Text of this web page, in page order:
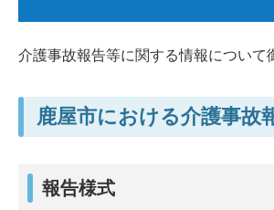
介護事故報告等に関する情報について
鹿屋市における介護事故
報告様式